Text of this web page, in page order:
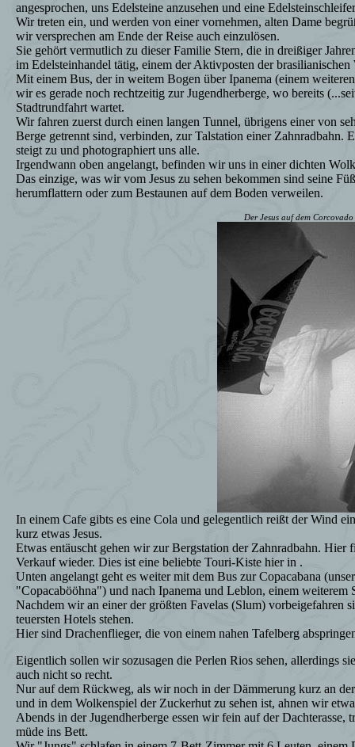
angesprochen, uns Edelsteine anzusehen und eine
Wir treten ein, und werden von einer vornehmen, alten Dame
wir versprechen am Ende der Reise auch einzulösen.
Sie gehört vermutlich zu dieser Familie Stern, die in dreißiger
im Edelsteinhandel tätig, einem der Aktivposten der brasilianischen
Mit einem Bus, der in weitem Bogen über Ipanema (einem
wir es gerade noch rechtzeitig zur Jugendherberge, wo bereits
Stadtrundfahrt wartet.
Wir fahren zuerst durch einen langen Tunnel, übrigens einer von
Berge getrennt sind, verbinden, zur Talstation einer Zahnradbahn.
steigt zu und photographiert uns alle.
Irgendwann oben angelangt, befinden wir uns in einer dichten
Das einzige, was wir vom Jesus zu sehen bekommen sind seine
herumflattern oder zum Bestaunen auf dem Boden verweilen.
Der Jesus auf dem Corcovado
In einem Cafe gibts es eine Cola und gelegentlich reißt der Wind
kurz etwas Jesus.
Etwas entäuscht gehen wir zur Bergstation der Zahnradbahn.
Verkauf wieder. Dies ist eine beliebte Touri-Kiste hier in .
Unten angelangt geht es weiter mit dem Bus zur Copacabana
"Copacabööhna") und nach Ipanema und Leblon, einem weiterem
Nachdem wir an einer der größten Favelas (Slum) vorbeigefahren
teuersten Hotels stehen.
Hier sind Drachenflieger, die von einem nahen Tafelberg
Eigentlich sollen wir sozusagen die Perlen Rios sehen, allerdings
auch nicht so recht.
Nur auf dem Rückweg, als wir noch in der Dämmerung kurz an
und in dem Wolkenspiel der Zuckerhut zu sehen ist, ahnen wir
Abends in der Jugendherberge essen wir fein auf der
müde ins Bett.